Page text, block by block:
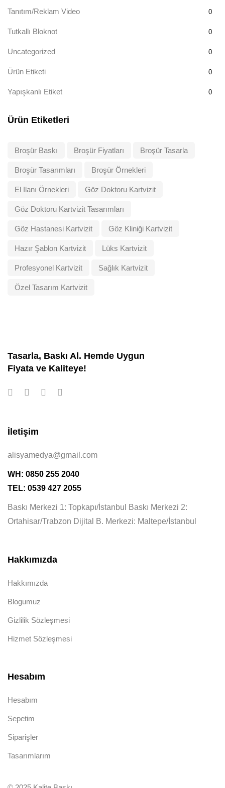
Tanıtım/Reklam Video 0
Tutkallı Bloknot 0
Uncategorized 0
Ürün Etiketi 0
Yapışkanlı Etiket 0
Ürün Etiketleri
Broşür Baskı Broşür Fiyatları Broşür Tasarla
Broşür Tasarımları Broşür Örnekleri
El Ilanı Örnekleri Göz Doktoru Kartvizit
Göz Doktoru Kartvizit Tasarımları
Göz Hastanesi Kartvizit Göz Kliniği Kartvizit
Hazır Şablon Kartvizit Lüks Kartvizit
Profesyonel Kartvizit Sağlık Kartvizit
Özel Tasarım Kartvizit
Tasarla, Baskı Al. Hemde Uygun
Fiyata ve Kaliteye!
İletişim
alisyamedya@gmail.com
WH: 0850 255 2040
TEL: 0539 427 2055
Baskı Merkezi 1: Topkapı/İstanbul Baskı Merkezi 2:
Ortahisar/Trabzon Dijital B. Merkezi: Maltepe/İstanbul
Hakkımızda
Hakkımızda
Blogumuz
Gizlilik Sözleşmesi
Hizmet Sözleşmesi
Hesabım
Hesabım
Sepetim
Siparişler
Tasarımlarım